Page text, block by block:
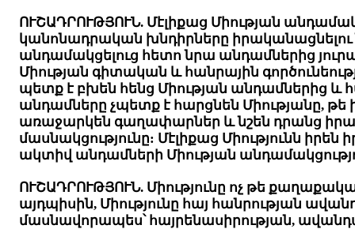
ՈՒՇԱԴՐՈՒԹՅՈՒՆ. Մէլիքաց Միության
կանոնադրական խնդիրները
անդամակցելուց հետո նրա անդամներից
Միության գիտական ​​և հանրային
պետք է բխեն հենց Միության անդամներից և
անդամները չպետք է հարցնեն Միությանը, թե
առաջարկեն գաղափարներ և նշեն դրանց
մասնակցությունը: Մէլիքաց Միությունն
ակտիվ անդամների Միության
ՈՒՇԱԴՐՈՒԹՅՈՒՆ. Միությունը ոչ թե
այդպիսին, Միությունը հայ հանրության
մասնավորապես՝ հայրենասիրության,